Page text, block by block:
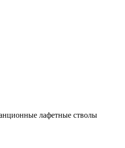
лафетные стволы